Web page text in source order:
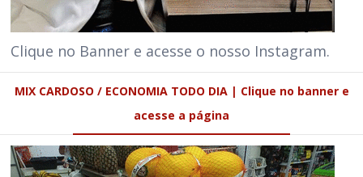
Clique no Banner e acesse o nosso Instagram.
MIX CARDOSO / ECONOMIA TODO DIA | Clique no banner e
acesse a página